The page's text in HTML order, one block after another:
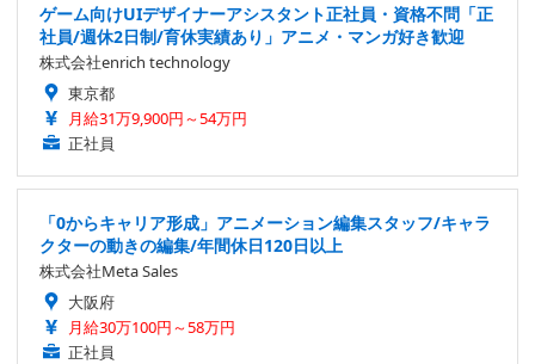
ゲーム向けUIデザイナーアシスタント正社員・資格不問「正
社員/週休2日制/育休実績あり」アニメ・マンガ好き歓迎
株式会社enrich technology
東京都
月給31万9,900円～54万円
正社員
「0からキャリア形成」アニメーション編集スタッフ/キャラ
クターの動きの編集/年間休日120日以上
株式会社Meta Sales
大阪府
月給30万100円～58万円
正社員